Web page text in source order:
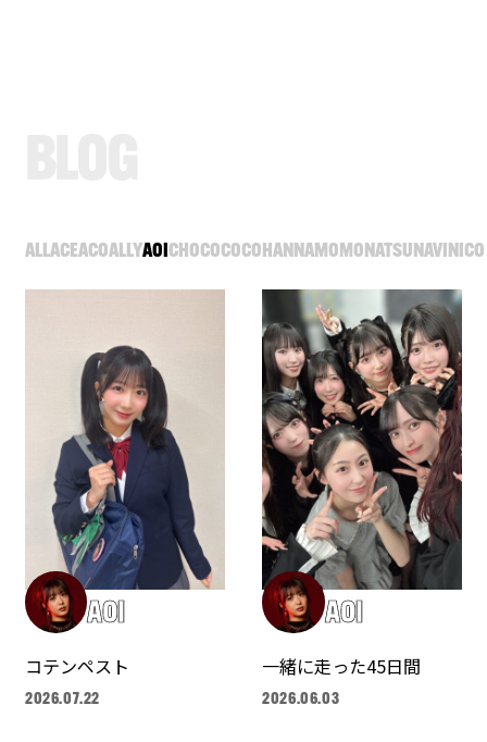
ALLACEACOALLYAOICHOCOCOCOHANNAMOMONATSUNAVINICO
AOI
コテンペスト
2026.07.22
AOI
一緒に走った45日間
2026.06.03